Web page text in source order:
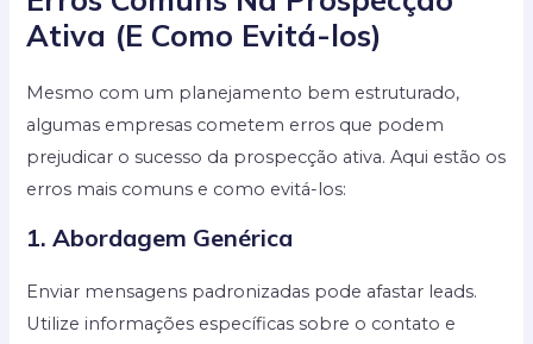
Ativa (E Como Evitá-los)
Mesmo com um planejamento bem estruturado,
algumas empresas cometem erros que podem
prejudicar o sucesso da prospecção ativa. Aqui estão os
erros mais comuns e como evitá-los:
1. Abordagem Genérica
Enviar mensagens padronizadas pode afastar leads.
Utilize informações específicas sobre o contato e